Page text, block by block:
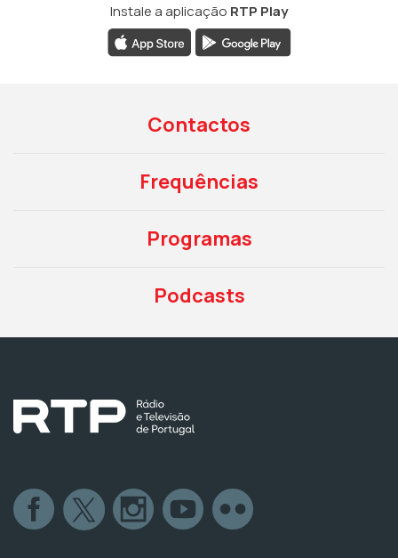
Instale a aplicação RTP Play
Contactos
Frequências
Programas
Podcasts